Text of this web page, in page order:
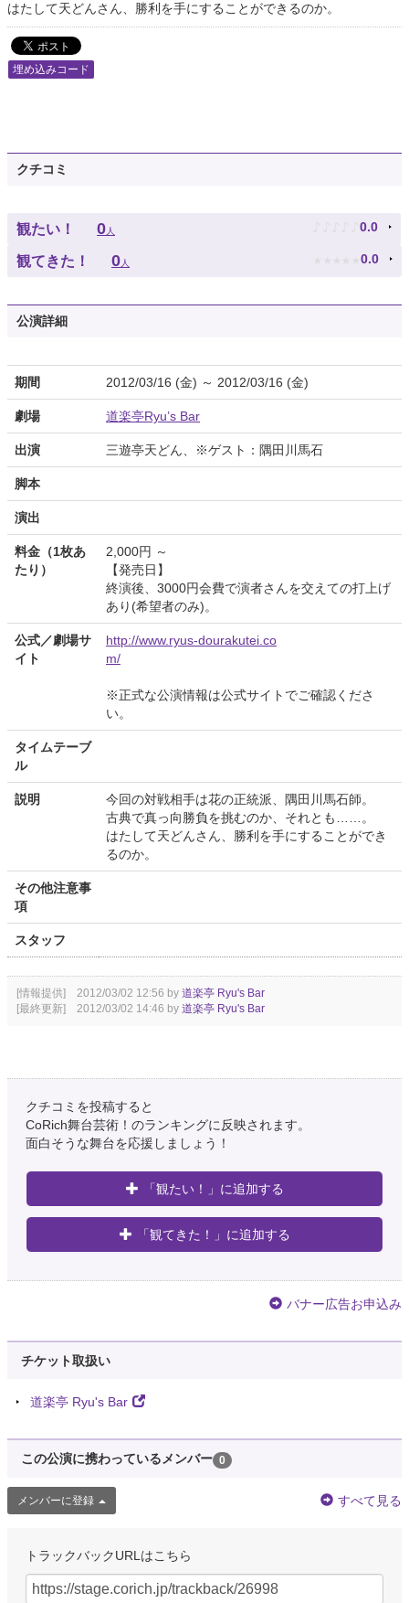
はたして天どんさん、勝利を手にすることができるのか。
埋め込みコード
クチコミ
観たい！ 0人 ♪ ♪ ♪ ♪ ♪ 0.0
観てきた！ 0人 ★ ★ ★ ★ ★ 0.0
公演詳細
期間 2012/03/16 (金) ～ 2012/03/16 (金)
劇場 道楽亭Ryu’s Bar
出演 三遊亭天どん、※ゲスト：隅田川馬石
脚本
演出
料金（1枚あ
たり）
2,000円 ～
【発売日】
終演後、3000円会費で演者さんを交えての打上げ
あり(希望者のみ)。
公式／劇場サ
イト
http://www.ryus-dourakutei.co
m/
※正式な公演情報は公式サイトでご確認くださ
い。
タイムテーブ
ル
説明
今回の対戦相手は花の正統派、隅田川馬石師。
古典で真っ向勝負を挑むのか、それとも……。
はたして天どんさん、勝利を手にすることができ
るのか。
その他注意事
項
スタッフ
[情報提供] 2012/03/02 12:56 by 道楽亭 Ryu's Bar
[最終更新] 2012/03/02 14:46 by 道楽亭 Ryu's Bar
クチコミを投稿すると
CoRich舞台芸術！のランキングに反映されます。
面白そうな舞台を応援しましょう！
「観たい！」に追加する
「観てきた！」に追加する
バナー広告お申込み
チケット取扱い
道楽亭 Ryu's Bar
この公演に携わっているメンバー 0
メンバーに登録 すべて見る
トラックバックURLはこちら